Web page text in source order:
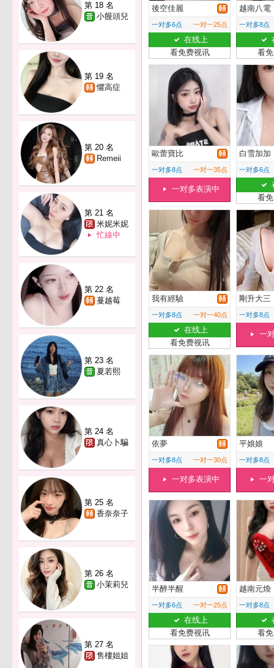
第 18 名
小饅頭兒
第 19 名
懼高症
第 20 名
Remeii
第 21 名
米妮米妮
忙線中
第 22 名
蔓越莓
第 23 名
夏若熙
第 24 名
真心卜騙
第 25 名
香奈奈子
第 26 名
小茉莉兒
第 27 名
售樓姐姐
後空佳麗
一对多6点 一对一25点
在线上
看免费视讯
越南八電
一对多8点
看
歐蕾寶比
一对多8点 一对一35点
一对多表演中
白雪加加
一对多6点
看
我有經驗
一对多8点 一对一40点
在线上
看免费视讯
剛升大三
一对多8点
一
依夢
一对多8点 一对一30点
一对多表演中
平娘娘
一对多8点
一
半醉半醒
一对多6点 一对一25点
在线上
看免费视讯
越南元煥
一对多8点
看